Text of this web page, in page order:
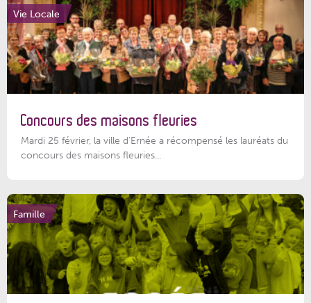
Vie Locale
Concours des maisons fleuries
Mardi 25 février, la ville d'Ernée a récompensé les lauréats du
concours des maisons fleuries...
Famille